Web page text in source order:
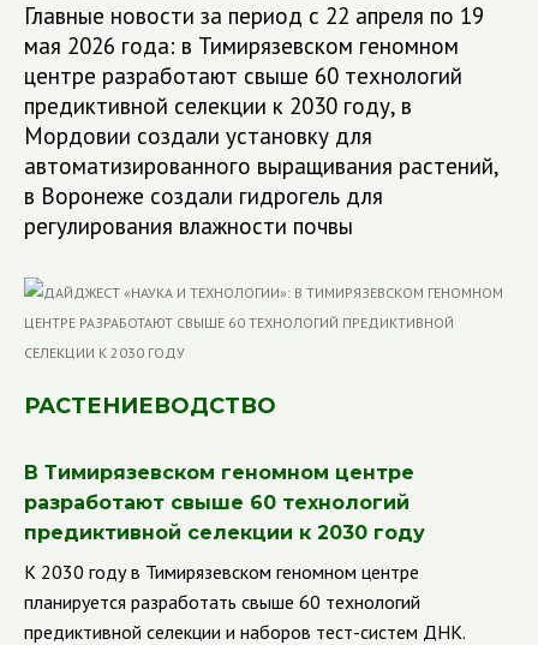
Главные новости за период с 22 апреля по 19
мая 2026 года: в Тимирязевском геномном
центре разработают свыше 60 технологий
предиктивной селекции к 2030 году, в
Мордовии создали установку для
автоматизированного выращивания растений,
в Воронеже создали гидрогель для
регулирования влажности почвы
РАСТЕНИЕВОДСТВО
В Тимирязевском геномном центре
разработают свыше 60 технологий
предиктивной селекции к 2030 году
К 2030 году в Тимирязевском геномном центре
планируется разработать свыше 60 технологий
предиктивной селекции и наборов тест-систем ДНК.